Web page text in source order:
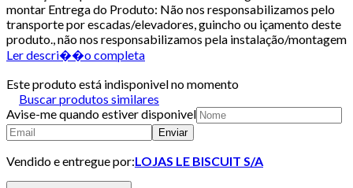
montar Entrega do Produto: Não nos responsabilizamos pelo
transporte por escadas/elevadores, guincho ou içamento deste
produto., não nos responsabilizamos pela instalação/montagem
Ler descri��o completa
Este produto está indisponivel no momento
Buscar produtos similares
Avise-me quando estiver disponivel
Enviar
Vendido e entregue por:LOJAS LE BISCUIT S/A